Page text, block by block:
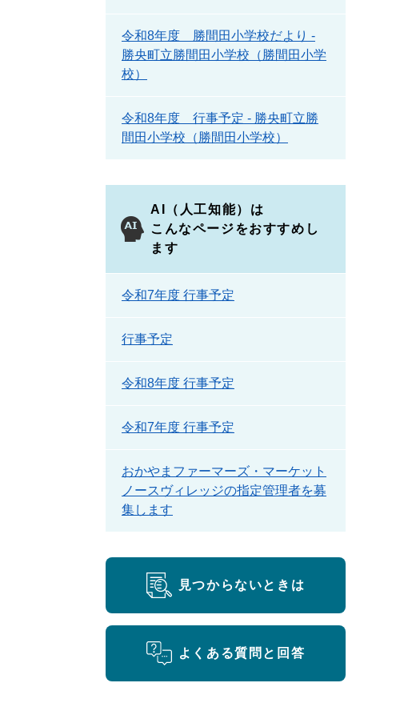
令和8年度 勝間田小学校だより -
勝央町立勝間田小学校（勝間田小学
校）
令和8年度 行事予定 - 勝央町立勝
間田小学校（勝間田小学校）
AI（人工知能）は
こんなページをおすすめし
ます
令和7年度 行事予定
行事予定
令和8年度 行事予定
令和7年度 行事予定
おかやまファーマーズ・マーケット
ノースヴィレッジの指定管理者を募
集します
見つからないときは
よくある質問と回答